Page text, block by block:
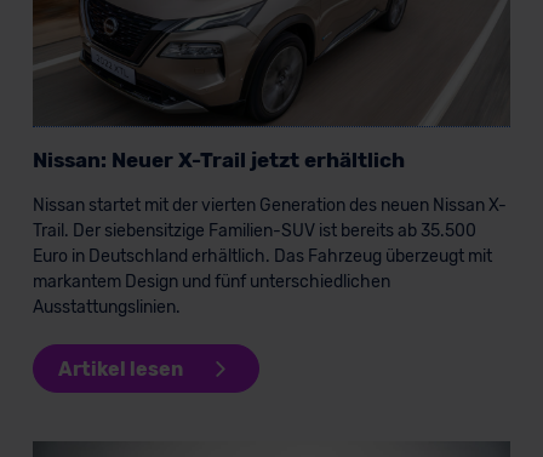
Nissan: Neuer X-Trail jetzt erhältlich
Nissan startet mit der vierten Generation des neuen Nissan X-
Trail. Der siebensitzige Familien-SUV ist bereits ab 35.500
Euro in Deutschland erhältlich. Das Fahrzeug überzeugt mit
markantem Design und fünf unterschiedlichen
Ausstattungslinien.
Artikel lesen